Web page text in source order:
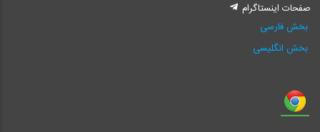
صفحات اینستاگرام
بخش فارسی
بخش انگلیسی